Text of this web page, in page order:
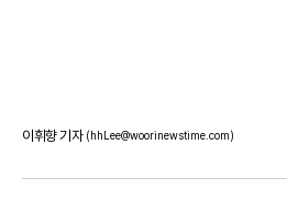
이휘향 기자 (hhLee@woorinewstime.com)